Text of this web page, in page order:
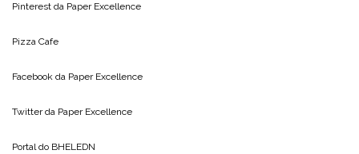
Pinterest da Paper Excellence
Pizza Cafe
Facebook da Paper Excellence
Twitter da Paper Excellence
Portal do BHELEDN